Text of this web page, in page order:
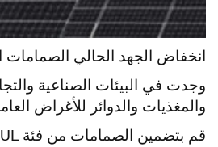
انخفاض الجهد الحالي الصمامات
وجدت في البيئات الصناعية
والمغذيات والدوائر للأغراض